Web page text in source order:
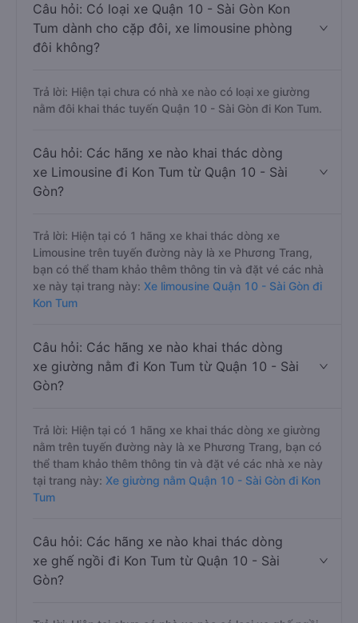
Câu hỏi: Có loại xe Quận 10 - Sài Gòn Kon
Tum dành cho cặp đôi, xe limousine phòng
đôi không?
Trả lời: Hiện tại chưa có nhà xe nào có loại xe giường
nằm đôi khai thác tuyến Quận 10 - Sài Gòn đi Kon Tum.
Câu hỏi: Các hãng xe nào khai thác dòng
xe Limousine đi Kon Tum từ Quận 10 - Sài
Gòn?
Trả lời: Hiện tại có 1 hãng xe khai thác dòng xe
Limousine trên tuyến đường này là xe Phương Trang,
bạn có thể tham khảo thêm thông tin và đặt vé các nhà
xe này tại trang này: Xe limousine Quận 10 - Sài Gòn đi
Kon Tum
Câu hỏi: Các hãng xe nào khai thác dòng
xe giường nằm đi Kon Tum từ Quận 10 - Sài
Gòn?
Trả lời: Hiện tại có 1 hãng xe khai thác dòng xe giường
nằm trên tuyến đường này là xe Phương Trang, bạn có
thể tham khảo thêm thông tin và đặt vé các nhà xe này
tại trang này: Xe giường nằm Quận 10 - Sài Gòn đi Kon
Tum
Câu hỏi: Các hãng xe nào khai thác dòng
xe ghế ngồi đi Kon Tum từ Quận 10 - Sài
Gòn?